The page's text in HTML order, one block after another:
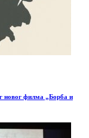
новог филма „Борба и